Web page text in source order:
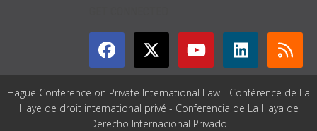
Hague Conference on Private International Law - Conférence de La
Haye de droit international privé - Conferencia de La Haya de
Derecho Internacional Privado